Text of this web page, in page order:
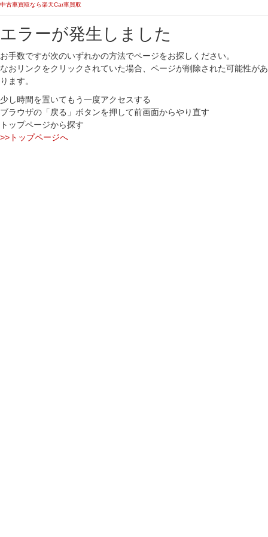
中古車買取なら楽天Car車買取
エラーが発生しました
お手数ですが次のいずれかの方法でページをお探しください。
なおリンクをクリックされていた場合、ページが削除された可能性があ
ります。
少し時間を置いてもう一度アクセスする
ブラウザの「戻る」ボタンを押して前画面からやり直す
トップページから探す
>>トップページへ